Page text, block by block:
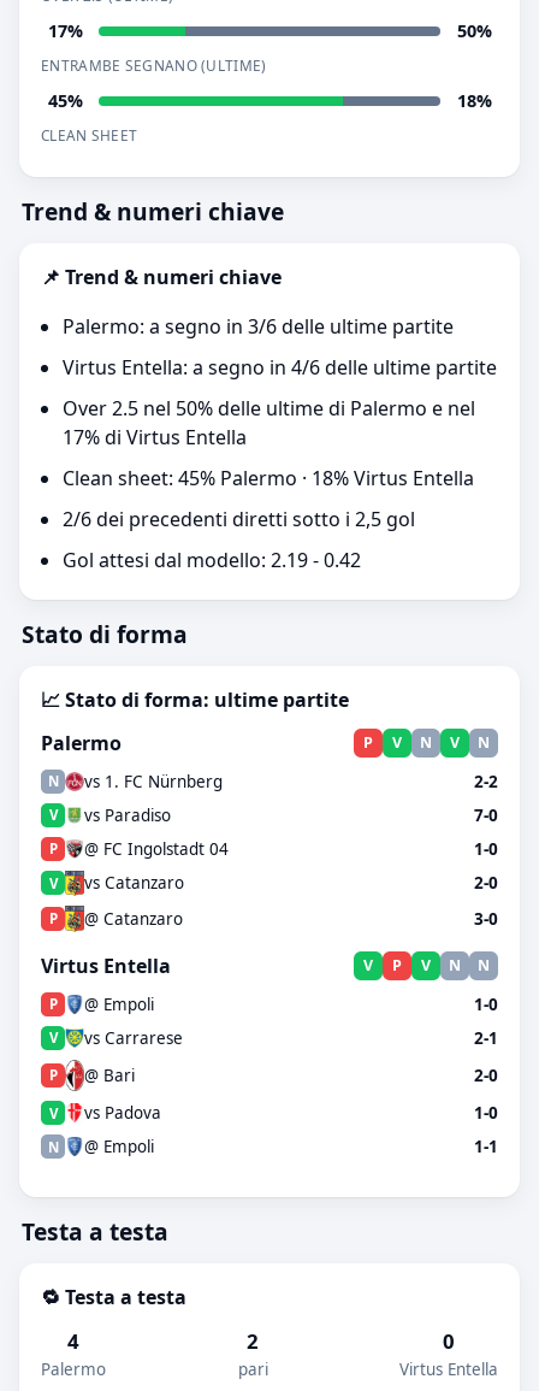
17% 50%
ENTRAMBE SEGNANO (ULTIME)
45% 18%
CLEAN SHEET
Trend & numeri chiave
📌 Trend & numeri chiave
Palermo: a segno in 3/6 delle ultime partite
Virtus Entella: a segno in 4/6 delle ultime partite
Over 2.5 nel 50% delle ultime di Palermo e nel
17% di Virtus Entella
Clean sheet: 45% Palermo · 18% Virtus Entella
2/6 dei precedenti diretti sotto i 2,5 gol
Gol attesi dal modello: 2.19 - 0.42
Stato di forma
📈 Stato di forma: ultime partite
Palermo
P V N V N
N vs 1. FC Nürnberg 2-2
V vs Paradiso 7-0
P @ FC Ingolstadt 04 1-0
V vs Catanzaro 2-0
P @ Catanzaro 3-0
Virtus Entella V P V N N
P @ Empoli 1-0
V vs Carrarese 2-1
P @ Bari 2-0
V vs Padova 1-0
N @ Empoli 1-1
Testa a testa
🔁 Testa a testa
4
Palermo
2
pari
0
Virtus Entella